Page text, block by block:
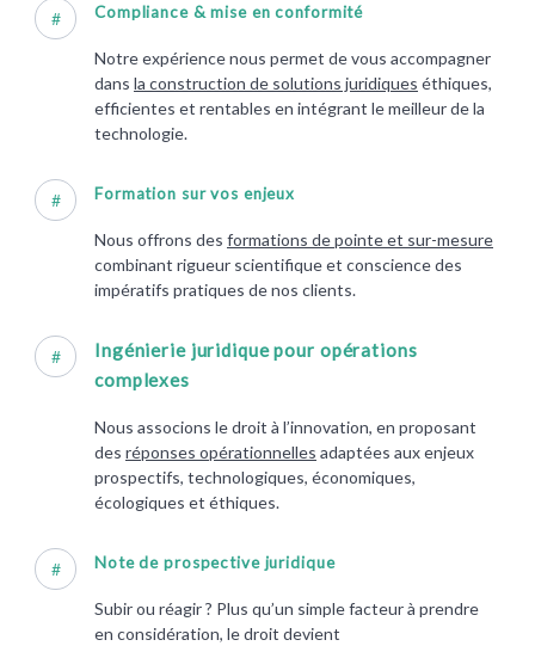
# Compliance & mise en conformité
Notre expérience nous permet de vous accompagner
dans la construction de solutions juridiques éthiques,
efficientes et rentables en intégrant le meilleur de la
technologie.
# Formation sur vos enjeux
Nous offrons des formations de pointe et sur-mesure
combinant rigueur scientifique et conscience des
impératifs pratiques de nos clients.
#
Ingénierie juridique pour opérations
complexes
Nous associons le droit à l’innovation, en proposant
des réponses opérationnelles adaptées aux enjeux
prospectifs, technologiques, économiques,
écologiques et éthiques.
# Note de prospective juridique
Subir ou réagir ? Plus qu’un simple facteur à prendre
en considération, le droit devient